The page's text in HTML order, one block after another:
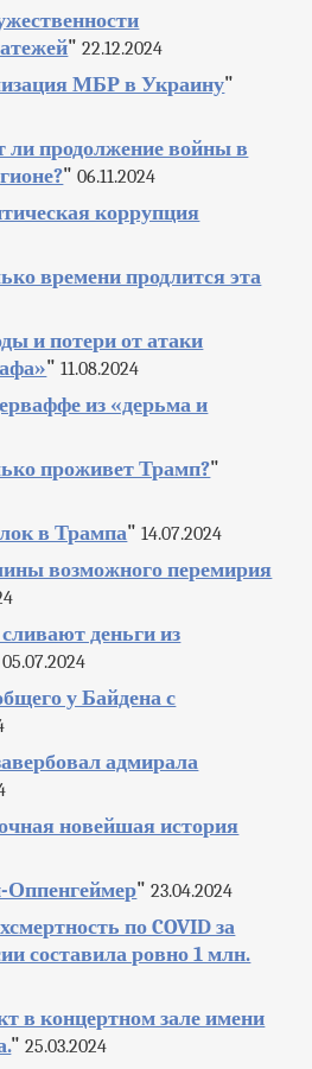
" 22.12.2024
МБР в Украину"
ли продолжение войны в
" 06.11.2024
коррупция
времени продлится эта
и потери от атаки
" 11.08.2024
из «дерьма и
проживет Трамп?"
в Трампа" 14.07.2024
возможного перемирия
деньги из
05.07.2024
у Байдена с
адмирала
новейшая история
Оппенгеймер" 23.04.2024
по COVID за
составила ровно 1 млн.
в концертном зале имени
" 25.03.2024